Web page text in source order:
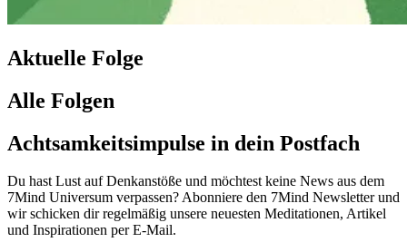
Aktuelle Folge
Alle Folgen
Achtsamkeitsimpulse in dein Postfach
Du hast Lust auf Denkanstöße und möchtest keine News aus dem
7Mind Universum verpassen? Abon­niere den 7Mind News­let­ter und
wir schicken dir regelmäßig unsere neuesten Meditationen, Artikel
und Inspirationen per E-Mail.